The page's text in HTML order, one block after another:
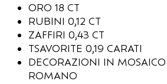
ORO 18 CT
RUBINI 0,12 CT
ZAFFIRI 0,43 CT
TSAVORITE 0,19 CARATI
DECORAZIONI IN
ROMANO